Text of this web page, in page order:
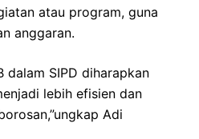
atau program, guna
anggaran.
dalam SIPD diharapkan
lebih efisien dan
Adi